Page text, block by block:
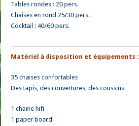
Tables rondes : 20 pers.
Chaises en rond 25/30 pers.
Cocktail : 40/60 pers.
Matériel à disposition et équipements :
35 chaises confortables
Des tapis, des couvertures, des coussins…
1 chaine hifi
1 paper board